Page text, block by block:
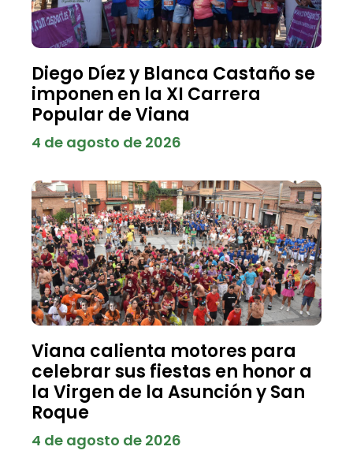
Diego Díez y Blanca Castaño se
imponen en la XI Carrera
Popular de Viana
4 de agosto de 2026
Viana calienta motores para
celebrar sus fiestas en honor a
la Virgen de la Asunción y San
Roque
4 de agosto de 2026